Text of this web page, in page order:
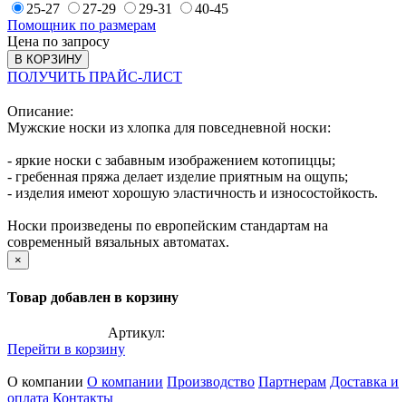
25-27
27-29 29-31
40-45
Помощник по размерам
Цена по запросу
В КОРЗИНУ
ПОЛУЧИТЬ ПРАЙС-ЛИСТ
Описание:
Мужские носки из хлопка для повседневной носки:
- яркие носки с забавным изображением котопиццы;
- гребенная пряжа делает изделие приятным на ощупь;
- изделия имеют хорошую эластичность и износостойкость.
Носки произведены по европейским стандартам на
современный вязальных автоматах.
×
Товар добавлен в корзину
Артикул:
Перейти в корзину
О компании О компании Производство Партнерам Доставка и
оплата Контакты